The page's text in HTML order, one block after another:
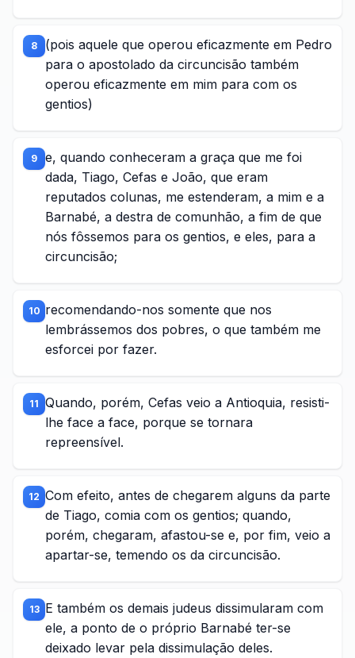
8
(pois aquele que operou eficazmente em Pedro
para o apostolado da circuncisão também
operou eficazmente em mim para com os
gentios)
9
e, quando conheceram a graça que me foi
dada, Tiago, Cefas e João, que eram
reputados colunas, me estenderam, a mim e a
Barnabé, a destra de comunhão, a fim de que
nós fôssemos para os gentios, e eles, para a
circuncisão;
10 recomendando-nos somente que nos
lembrássemos dos pobres, o que também me
esforcei por fazer.
11 Quando, porém, Cefas veio a Antioquia, resisti-
lhe face a face, porque se tornara
repreensível.
12 Com efeito, antes de chegarem alguns da parte
de Tiago, comia com os gentios; quando,
porém, chegaram, afastou-se e, por fim, veio a
apartar-se, temendo os da circuncisão.
13 E também os demais judeus dissimularam com
ele, a ponto de o próprio Barnabé ter-se
deixado levar pela dissimulação deles.